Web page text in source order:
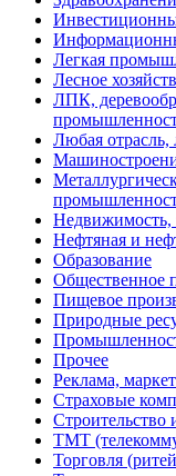
Легкая
Лесное
ЛПК,
Любая отрасль,
Недвижимость,
Нефтяная и
Образование
Общественное
Пищевое
Природные
Прочее
Реклама,
Страховые
Строительство
ТМТ
Торговля